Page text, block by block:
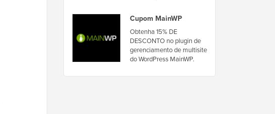
Cupom MainWP
Obtenha 15% DE
DESCONTO no plugin de
gerenciamento de multisite
do WordPress MainWP.